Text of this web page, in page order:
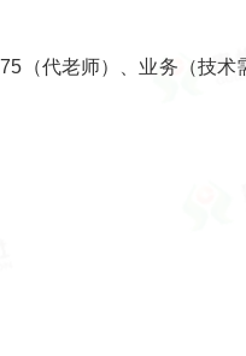
（代老师）、业务（技